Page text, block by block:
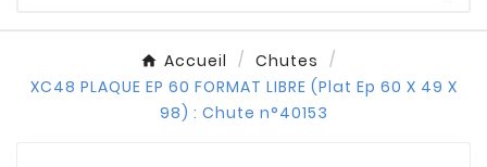
Accueil
Chutes
XC48 PLAQUE EP 60 FORMAT LIBRE (Plat Ep 60 X 49 X
98) : Chute n°40153